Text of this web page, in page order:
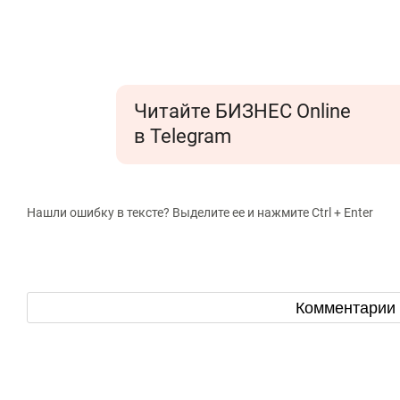
Читайте БИЗНЕС Online
в Telegram
Нашли ошибку в тексте? Выделите ее и нажмите Ctrl + Enter
Комментарии